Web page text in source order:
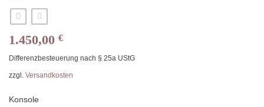
1.450,00 €
Differenzbesteuerung nach § 25a UStG
zzgl. Versandkosten
Konsole